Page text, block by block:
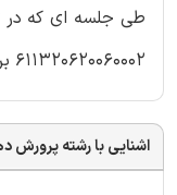
611320620060002 بررسی و مورد تائید قرار گرفت.
اشنایی با رشته پرورش